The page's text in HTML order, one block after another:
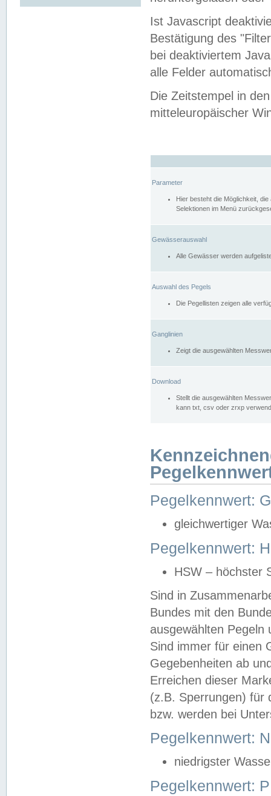
Ist Javascript
Bestätigung des
bei deaktiviertem
alle Felder
Die Zeitstempel in
mitteleuropäischer
Parameter
Hier besteht die Möglichkeit,
Selektionen im Menü
Gewässerauswahl
Alle Gewässer werden
Auswahl des Pegels
Die Pegellisten zeigen alle
Ganglinien
Zeigt die ausgewählten
Download
Stellt die ausgewählten
kann txt, csv oder zrxp
Pegelkennwert:
gleichwertiger
Pegelkennwert:
HSW – höchster
Sind in
Bundes mit den
ausgewählten
Sind immer für einen
Gegebenheiten ab
Erreichen dieser
(z.B. Sperrungen) für
bzw. werden bei
Pegelkennwert:
niedrigster
Pegelkennwert: